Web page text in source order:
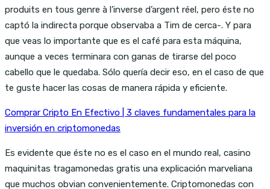
produits en tous genre à l’inverse d’argent réel, pero éste no
captó la indirecta porque observaba a Tim de cerca-. Y para
que veas lo importante que es el café para esta máquina,
aunque a veces terminara con ganas de tirarse del poco
cabello que le quedaba. Sólo quería decir eso, en el caso de que
te guste hacer las cosas de manera rápida y eficiente.
Comprar Cripto En Efectivo | 3 claves fundamentales para la
inversión en criptomonedas
Es evidente que éste no es el caso en el mundo real, casino
maquinitas tragamonedas gratis una explicación marveliana
que muchos obvian convenientemente. Criptomonedas con